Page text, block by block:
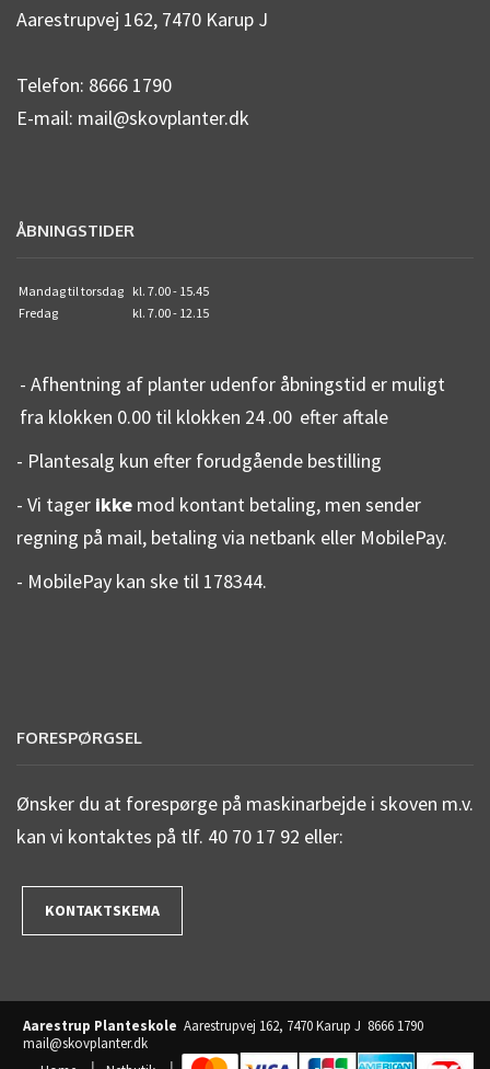
Aarestrupvej 162, 7470 Karup J
Telefon: 8666 1790
E-mail: mail@skovplanter.dk
ÅBNINGSTIDER
Mandag til torsdag kl. 7.00 - 15.45
Fredag
kl. 7.00 - 12.15
- Afhentning af planter udenfor åbningstid er muligt
fra klokken 0.00 til klokken 24.00 efter aftale
- Plantesalg kun efter forudgående bestilling
- Vi tager ikke mod kontant betaling, men sender
regning på mail, betaling via netbank eller MobilePay.
- MobilePay kan ske til 178344.
FORESPØRGSEL
Ønsker du at forespørge på maskinarbejde i skoven m.v.
kan vi kontaktes på tlf. 40 70 17 92 eller:
KONTAKTSKEMA
Aarestrup Planteskole Aarestrupvej 162, 7470 Karup J 8666 1790
mail@skovplanter.dk